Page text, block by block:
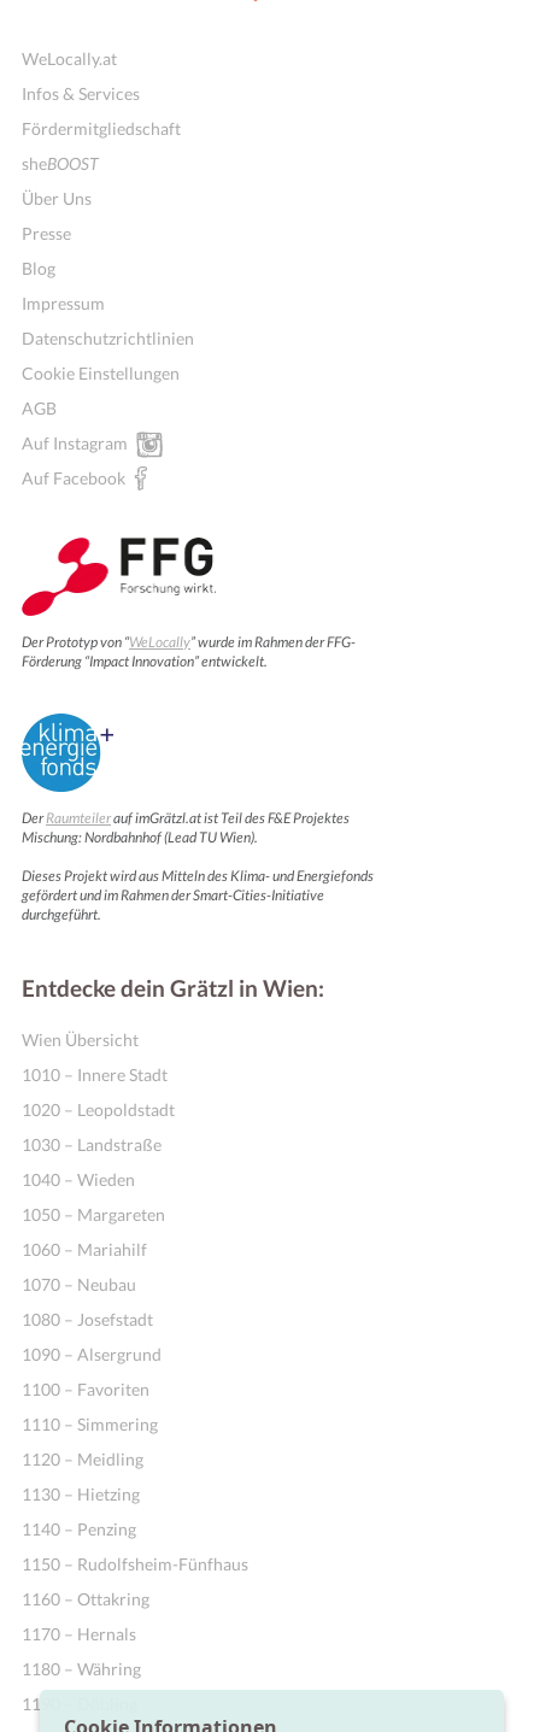
WeLocally.at
Infos & Services
Fördermitgliedschaft
sheBOOST
Über Uns
Presse
Blog
Impressum
Datenschutzrichtlinien
Cookie Einstellungen
AGB
Auf Instagram
Auf Facebook
Der Prototyp von “WeLocally” wurde im Rahmen der FFG-
Förderung “Impact Innovation” entwickelt.
DerRaumteilerauf imGrätzl.at ist Teil des F&E Projektes
Mischung: Nordbahnhof (Lead TU Wien).
Dieses Projekt wird aus Mitteln des Klima- und Energiefonds
gefördert und im Rahmen der Smart-Cities-Initiative
durchgeführt.
Entdecke dein Grätzl in Wien:
Wien Übersicht
1010 – Innere Stadt
1020 – Leopoldstadt
1030 – Landstraße
1040 – Wieden
1050 – Margareten
1060 – Mariahilf
1070 – Neubau
1080 – Josefstadt
1090 – Alsergrund
1100 – Favoriten
1110 – Simmering
1120 – Meidling
1130 – Hietzing
1140 – Penzing
1150 – Rudolfsheim-Fünfhaus
1160 – Ottakring
1170 – Hernals
1180 – Währing
1190 – Döbling